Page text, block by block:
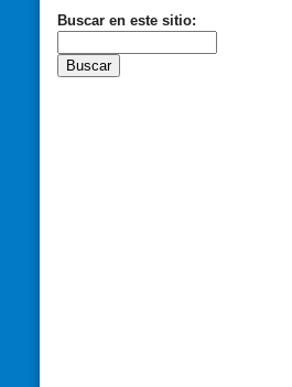
Buscar en este sitio: